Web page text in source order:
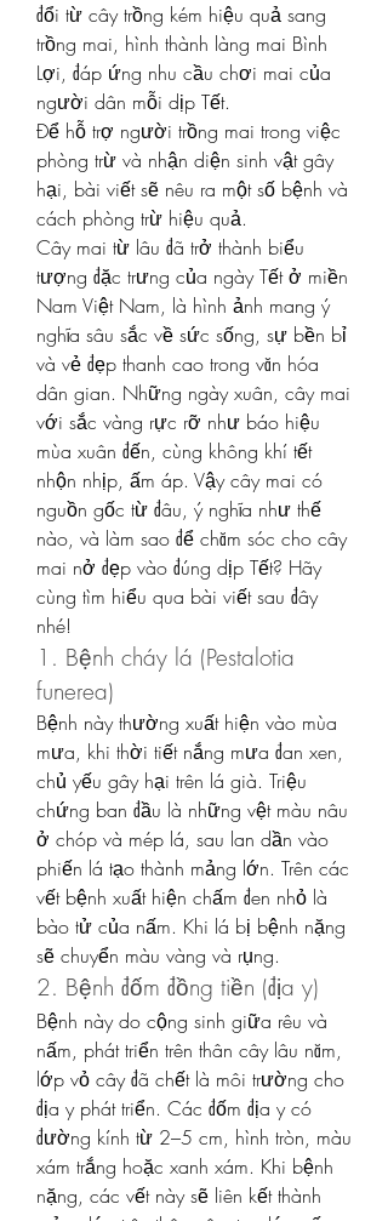
đổi từ cây trồng kém hiệu quả sang
trồng mai, hình thành làng mai Bình
Lợi, đáp ứng nhu cầu chơi mai của
người dân mỗi dịp Tết.
Để hỗ trợ người trồng mai trong việc
phòng trừ và nhận diện sinh vật gây
hại, bài viết sẽ nêu ra một số bệnh và
cách phòng trừ hiệu quả.
Cây mai từ lâu đã trở thành biểu
tượng đặc trưng của ngày Tết ở miền
Nam Việt Nam, là hình ảnh mang ý
nghĩa sâu sắc về sức sống, sự bền bỉ
và vẻ đẹp thanh cao trong văn hóa
dân gian. Những ngày xuân, cây mai
với sắc vàng rực rỡ như báo hiệu
mùa xuân đến, cùng không khí tết
nhộn nhịp, ấm áp. Vậy cây mai có
nguồn gốc từ đâu, ý nghĩa như thế
nào, và làm sao để chăm sóc cho cây
mai nở đẹp vào đúng dịp Tết? Hãy
cùng tìm hiểu qua bài viết sau đây
nhé!
1. Bệnh cháy lá (Pestalotia
funerea)
Bệnh này thường xuất hiện vào mùa
mưa, khi thời tiết nắng mưa đan xen,
chủ yếu gây hại trên lá già. Triệu
chứng ban đầu là những vệt màu nâu
ở chóp và mép lá, sau lan dần vào
phiến lá tạo thành mảng lớn. Trên các
vết bệnh xuất hiện chấm đen nhỏ là
bào tử của nấm. Khi lá bị bệnh nặng
sẽ chuyển màu vàng và rụng.
2. Bệnh đốm đồng tiền (địa y)
Bệnh này do cộng sinh giữa rêu và
nấm, phát triển trên thân cây lâu năm,
lớp vỏ cây đã chết là môi trường cho
địa y phát triển. Các đốm địa y có
đường kính từ 2–5 cm, hình tròn, màu
xám trắng hoặc xanh xám. Khi bệnh
nặng, các vết này sẽ liên kết thành